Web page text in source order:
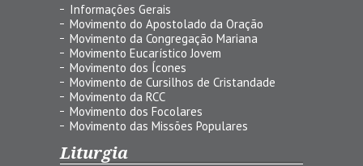
Informações Gerais
Movimento do Apostolado da Oração
Movimento da Congregação Mariana
Movimento Eucarístico Jovem
Movimento dos Ícones
Movimento de Cursilhos de Cristandade
Movimento da RCC
Movimento dos Focolares
Movimento das Missões Populares
Liturgia